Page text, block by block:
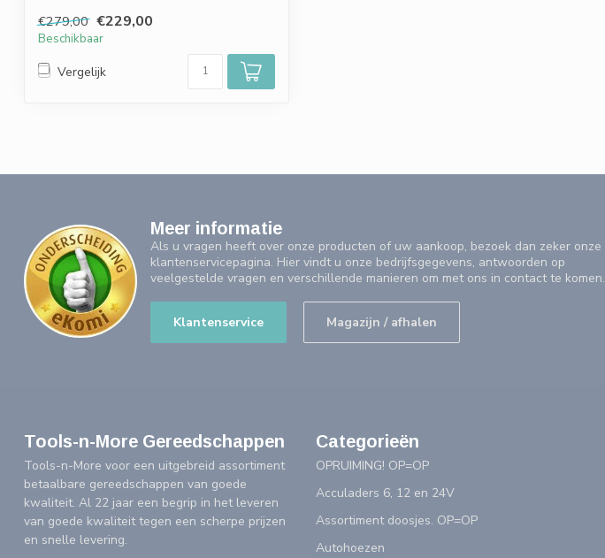
€279,00 €229,00
Beschikbaar
Vergelijk
Meer informatie
Als u vragen heeft over onze producten of uw aankoop, bezoek dan zeker onze
klantenservicepagina. Hier vindt u onze bedrijfsgegevens, antwoorden op
veelgestelde vragen en verschillende manieren om met ons in contact te komen.
Klantenservice Magazijn / afhalen
Tools-n-More Gereedschappen
Tools-n-More voor een uitgebreid assortiment
betaalbare gereedschappen van goede
kwaliteit. Al 22 jaar een begrip in het leveren
van goede kwaliteit tegen een scherpe prijzen
en snelle levering.
Categorieën
OPRUIMING! OP=OP
Acculaders 6, 12 en 24V
Assortiment doosjes. OP=OP
Autohoezen